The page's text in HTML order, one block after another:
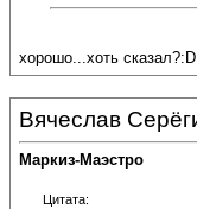
хорошо...хоть сказал?:D
Вячеслав
Маркиз-Маэстро
Цитата: